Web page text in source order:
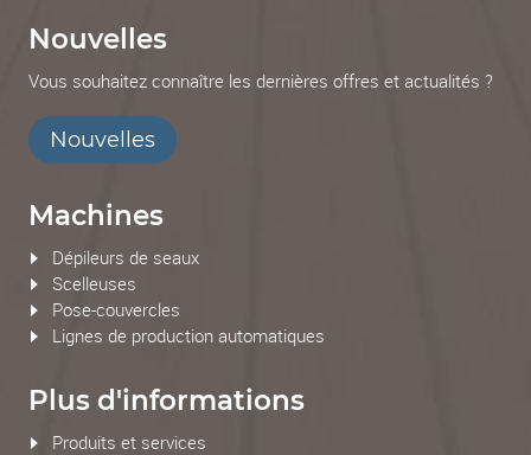
Nouvelles
Vous souhaitez connaître les dernières offres et actualités ?
Nouvelles
Machines
Dépileurs de seaux
Scelleuses
Pose-couvercles
Lignes de production automatiques
Plus d'informations
Produits et services